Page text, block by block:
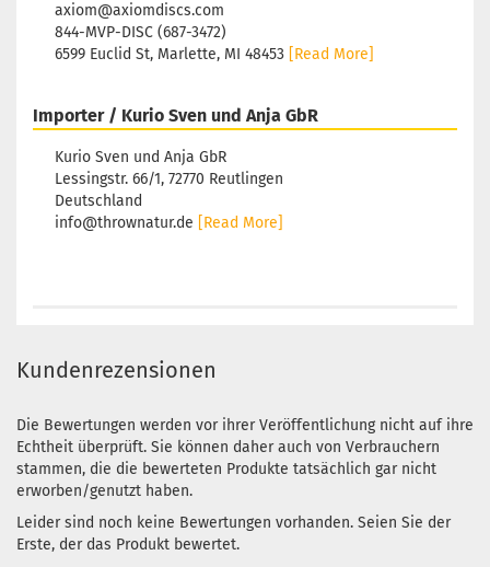
axiom@axiomdiscs.com
844-MVP-DISC (687-3472)
6599 Euclid St, Marlette, MI 48453 [Read More]
Importer / Kurio Sven und Anja GbR
Kurio Sven und Anja GbR
Lessingstr. 66/1, 72770 Reutlingen
Deutschland
info@thrownatur.de [Read More]
Kundenrezensionen
Die Bewertungen werden vor ihrer Veröffentlichung nicht auf ihre
Echtheit überprüft. Sie können daher auch von Verbrauchern
stammen, die die bewerteten Produkte tatsächlich gar nicht
erworben/genutzt haben.
Leider sind noch keine Bewertungen vorhanden. Seien Sie der
Erste, der das Produkt bewertet.